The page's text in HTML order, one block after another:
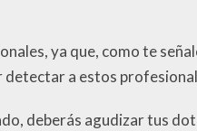
ya que, como te
detectar a estos
deberás agudizar tus